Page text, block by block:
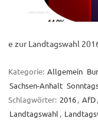
e zur Landtagswahl
Kategorie: Allgemein
Sachsen-Anhalt
Schlagwörter: 2016, AfD,
Landtagswahl ,